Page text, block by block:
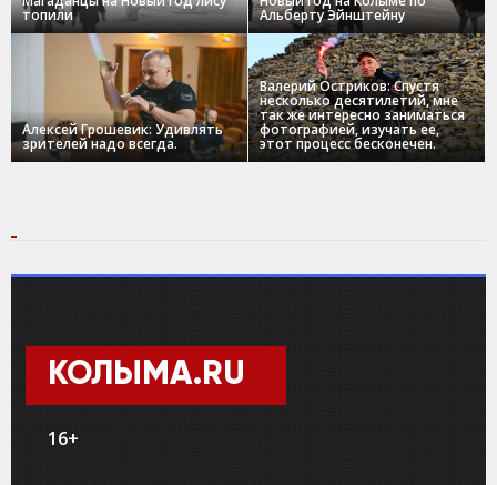
топили Альберту Эйнштейну
Алексей Грошевик: Удивлять
зрителей надо всегда.
Валерий Остриков: Спустя
несколько десятилетий, мне
так же интересно заниматься
фотографией, изучать ее,
этот процесс бесконечен.
КОЛЫМА.RU
16+